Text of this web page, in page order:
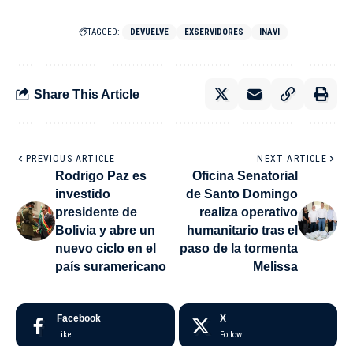
TAGGED: DEVUELVE EXSERVIDORES INAVI
Share This Article
PREVIOUS ARTICLE
Rodrigo Paz es
investido
presidente de
Bolivia y abre un
nuevo ciclo en el
país suramericano
NEXT ARTICLE
Oficina Senatorial
de Santo Domingo
realiza operativo
humanitario tras el
paso de la tormenta
Melissa
Facebook
Like
X
Follow